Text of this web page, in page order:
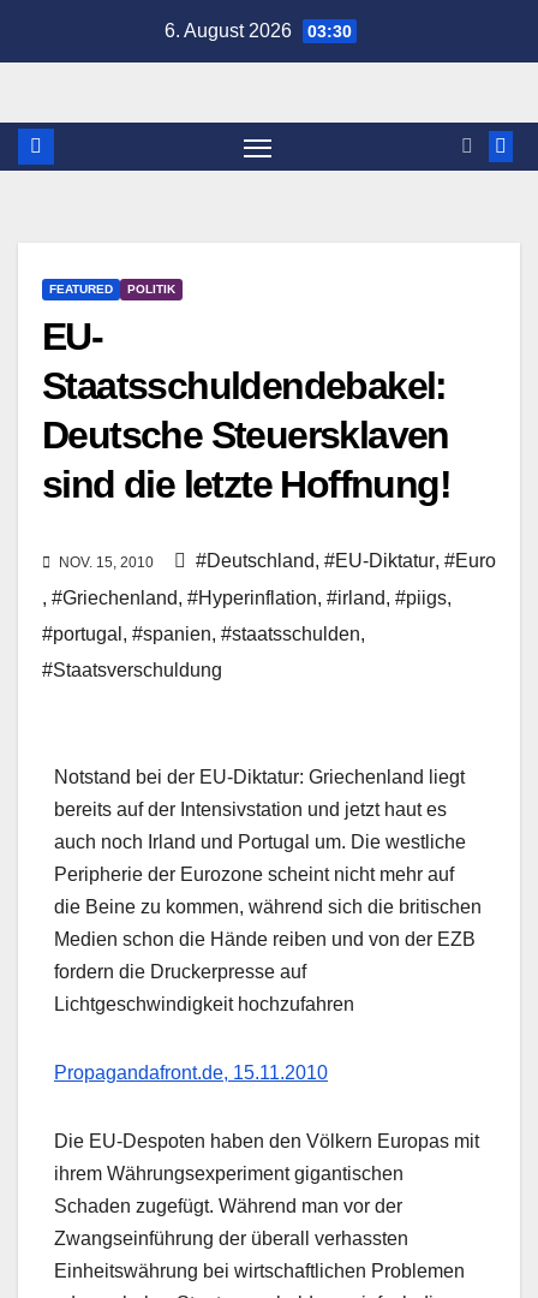
6. August 2026 03:30
FEATURED POLITIK
EU-
Staatsschuldendebakel:
Deutsche Steuersklaven
sind die letzte Hoffnung!
NOV. 15, 2010 #Deutschland, #EU-Diktatur, #Euro
, #Griechenland, #Hyperinflation, #irland, #piigs,
#portugal , #spanien, #staatsschulden,
#Staatsverschuldung
Notstand bei der EU-Diktatur: Griechenland liegt
bereits auf der Intensivstation und jetzt haut es
auch noch Irland und Portugal um. Die westliche
Peripherie der Eurozone scheint nicht mehr auf
die Beine zu kommen, während sich die britischen
Medien schon die Hände reiben und von der EZB
fordern die Druckerpresse auf
Lichtgeschwindigkeit hochzufahren
Propagandafront.de, 15.11.2010
Die EU-Despoten haben den Völkern Europas mit
ihrem Währungsexperiment gigantischen
Schaden zugefügt. Während man vor der
Zwangseinführung der überall verhassten
Einheitswährung bei wirtschaftlichen Problemen